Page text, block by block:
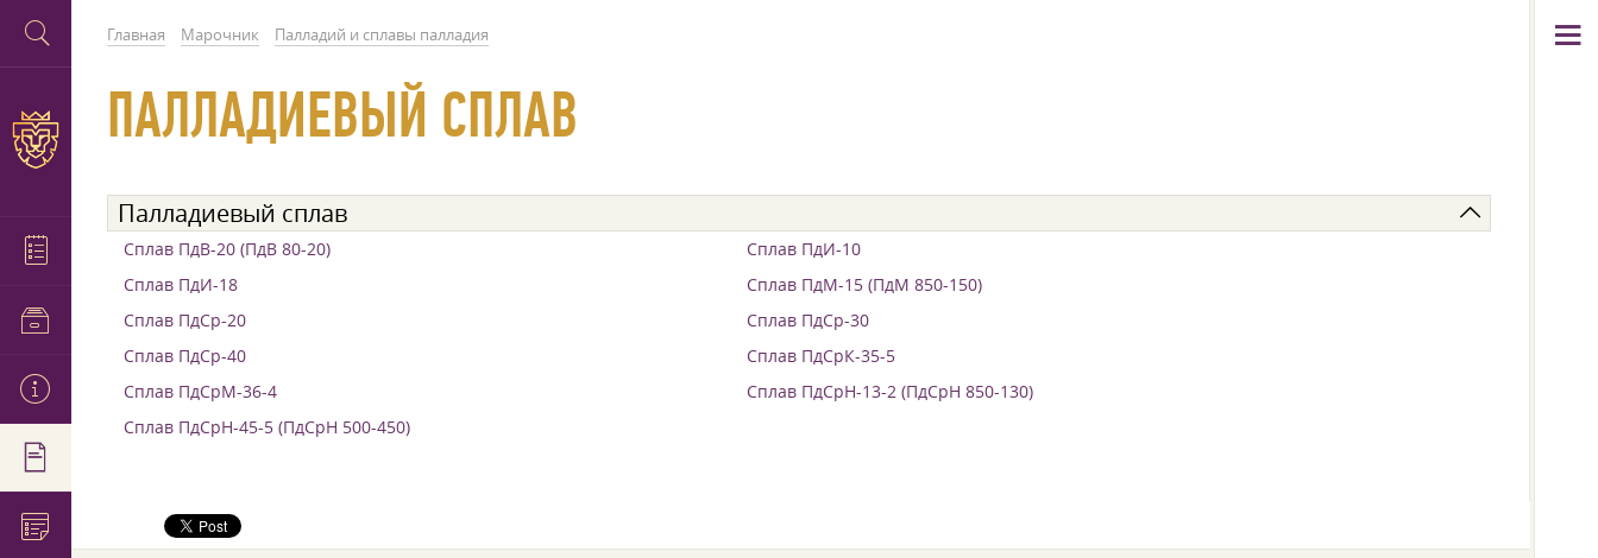
Главная Марочник Палладий и сплавы палладия
ПАЛЛАДИЕВЫЙ СПЛАВ
Палладиевый сплав
Сплав ПдВ-20 (ПдВ 80-20)
Сплав ПдИ-10
Сплав ПдИ-18
Сплав ПдМ-15 (ПдМ 850-150)
Сплав ПдСр-20
Сплав ПдСр-30
Сплав ПдСр-40
Сплав ПдСрК-35-5
Сплав ПдСрМ-36-4
Сплав ПдСрН-13-2 (ПдСрН 850-130)
Сплав ПдСрН-45-5 (ПдСрН 500-450)